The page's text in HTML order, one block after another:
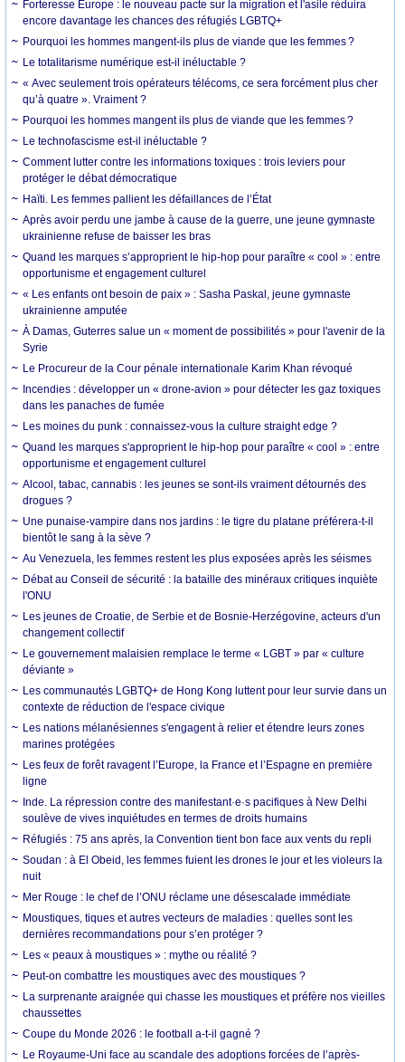
Forteresse Europe : le nouveau pacte sur la migration et l'asile réduira
encore davantage les chances des réfugiés LGBTQ+
Pourquoi les hommes mangent-ils plus de viande que les femmes ?
Le totalitarisme numérique est-il inéluctable ?
« Avec seulement trois opérateurs télécoms, ce sera forcément plus cher
qu’à quatre ». Vraiment ?
Pourquoi les hommes mangent ils plus de viande que les femmes ?
Le technofascisme est-il inéluctable ?
Comment lutter contre les informations toxiques : trois leviers pour
protéger le débat démocratique
Haïti. Les femmes pallient les défaillances de l’État
Après avoir perdu une jambe à cause de la guerre, une jeune gymnaste
ukrainienne refuse de baisser les bras
Quand les marques s’approprient le hip-hop pour paraître « cool » : entre
opportunisme et engagement culturel
« Les enfants ont besoin de paix » : Sasha Paskal, jeune gymnaste
ukrainienne amputée
À Damas, Guterres salue un « moment de possibilités » pour l'avenir de la
Syrie
Le Procureur de la Cour pénale internationale Karim Khan révoqué
Incendies : développer un « drone-avion » pour détecter les gaz toxiques
dans les panaches de fumée
Les moines du punk : connaissez-vous la culture straight edge ?
Quand les marques s'approprient le hip-hop pour paraître « cool » : entre
opportunisme et engagement culturel
Alcool, tabac, cannabis : les jeunes se sont-ils vraiment détournés des
drogues ?
Une punaise-vampire dans nos jardins : le tigre du platane préférera-t-il
bientôt le sang à la sève ?
Au Venezuela, les femmes restent les plus exposées après les séismes
Débat au Conseil de sécurité : la bataille des minéraux critiques inquiète
l'ONU
Les jeunes de Croatie, de Serbie et de Bosnie-Herzégovine, acteurs d'un
changement collectif
Le gouvernement malaisien remplace le terme « LGBT » par « culture
déviante »
Les communautés LGBTQ+ de Hong Kong luttent pour leur survie dans un
contexte de réduction de l'espace civique
Les nations mélanésiennes s'engagent à relier et étendre leurs zones
marines protégées
Les feux de forêt ravagent l’Europe, la France et l’Espagne en première
ligne
Inde. La répression contre des manifestant·e·s pacifiques à New Delhi
soulève de vives inquiétudes en termes de droits humains
Réfugiés : 75 ans après, la Convention tient bon face aux vents du repli
Soudan : à El Obeid, les femmes fuient les drones le jour et les violeurs la
nuit
Mer Rouge : le chef de l’ONU réclame une désescalade immédiate
Moustiques, tiques et autres vecteurs de maladies : quelles sont les
dernières recommandations pour s’en protéger ?
Les « peaux à moustiques » : mythe ou réalité ?
Peut-on combattre les moustiques avec des moustiques ?
La surprenante araignée qui chasse les moustiques et préfère nos vieilles
chaussettes
Coupe du Monde 2026 : le football a-t-il gagné ?
Le Royaume-Uni face au scandale des adoptions forcées de l’après-